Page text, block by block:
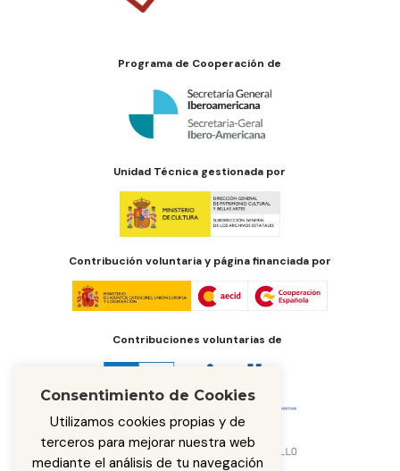
Programa de Cooperación de
Unidad Técnica gestionada por
Contribución voluntaria y página financiada por
Contribuciones voluntarias de
Consentimiento de Cookies
Utilizamos cookies propias y de
terceros para mejorar nuestra web
mediante el análisis de tu navegación